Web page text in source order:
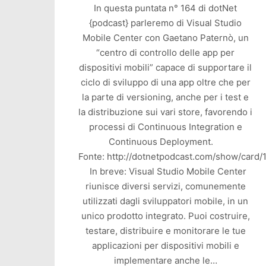
In questa puntata n° 164 di dotNet
{podcast} parleremo di Visual Studio
Mobile Center con Gaetano Paternò, un
“centro di controllo delle app per
dispositivi mobili” capace di supportare il
ciclo di sviluppo di una app oltre che per
la parte di versioning, anche per i test e
la distribuzione sui vari store, favorendo i
processi di Continuous Integration e
Continuous Deployment.
Fonte: http://dotnetpodcast.com/show/card/
In breve: Visual Studio Mobile Center
riunisce diversi servizi, comunemente
utilizzati dagli sviluppatori mobile, in un
unico prodotto integrato. Puoi costruire,
testare, distribuire e monitorare le tue
applicazioni per dispositivi mobili e
implementare anche le…